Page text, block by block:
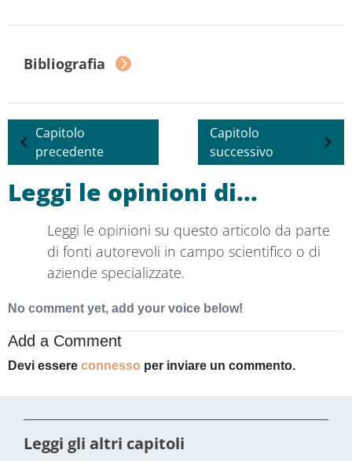
Bibliografia
Capitolo
precedente
Capitolo
successivo
Leggi le opinioni di...
Leggi le opinioni su questo articolo da parte
di fonti autorevoli in campo scientifico o di
aziende specializzate.
No comment yet, add your voice below!
Add a Comment
Devi essere connesso per inviare un commento.
Leggi gli altri capitoli